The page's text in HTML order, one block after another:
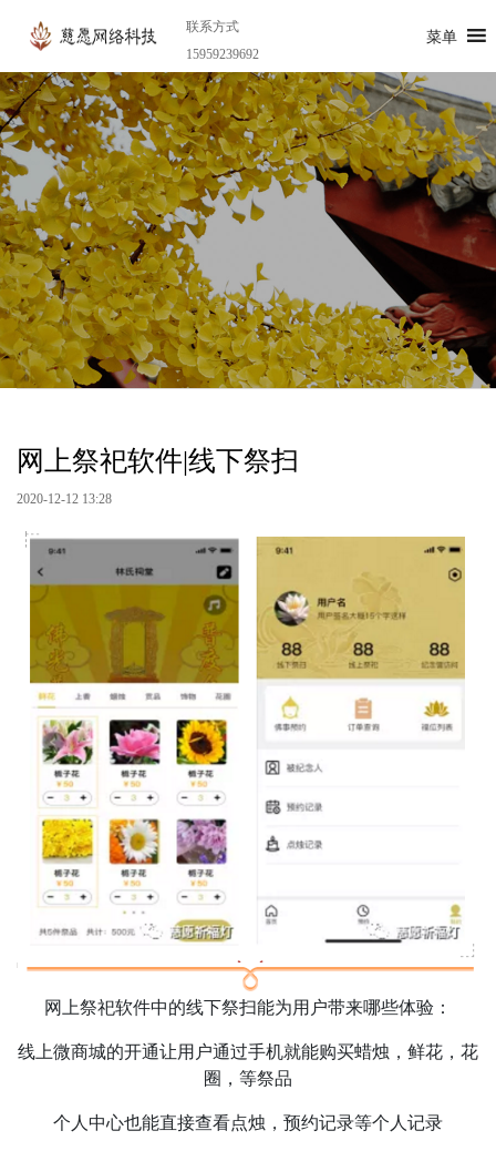
联系方式
15959239692
菜单
网上祭祀软件|线下祭扫
2020-12-12 13:28
网上祭祀软件中的线下祭扫能为用户带来哪些体验：
线上微商城的开通让用户通过手机就能购买蜡烛，鲜花，花
圈，等祭品
个人中心也能直接查看点烛，预约记录等个人记录